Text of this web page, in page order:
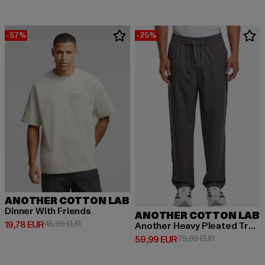
-57%
ANOTHER COTTON LAB
Dinner With Friends
19,78 EUR
Derzeitiger Preis: 19,78 EUR
45,99 EURAktionspreis: 45,99 EUR
-25%
ANOTHER COTTON LAB
Another Heavy Pleated Trousers
59,99 EUR
Derzeitiger Preis: 59,99 EUR
79,99 EURAktionspreis: